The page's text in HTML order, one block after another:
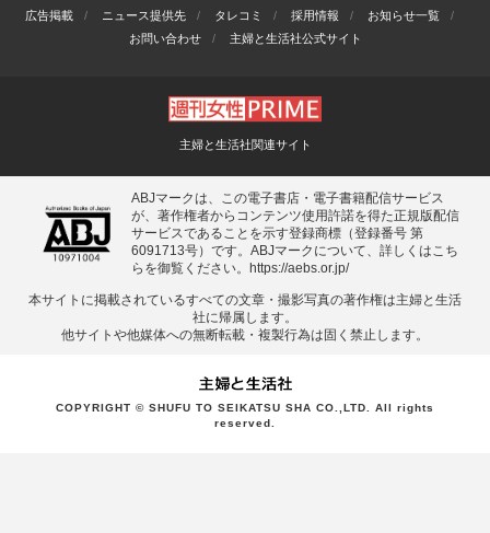
広告掲載
ニュース提供先 タレコミ 採用情報
お知らせ一覧
お問い合わせ
主婦と生活社公式サイト
主婦と生活社関連サイト
ABJマークは、この電子書店・電子書籍配信サービス
が、著作権者からコンテンツ使用許諾を得た正規版配信
サービスであることを示す登録商標（登録番号 第
6091713号）です。ABJマークについて、詳しくはこち
らを御覧ください。
https://aebs.or.jp/
本サイトに掲載されているすべての⽂章・撮影写真の著作権は主婦と⽣活
社に帰属します。
他サイトや他媒体への無断転載・複製⾏為は固く禁⽌します。
COPYRIGHT © SHUFU TO SEIKATSU SHA CO.,LTD. All rights
reserved.